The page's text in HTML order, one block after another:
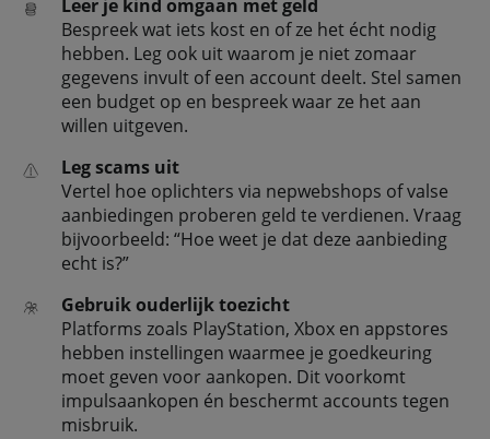
Leer je kind omgaan met geld
Bespreek wat iets kost en of ze het écht nodig
hebben. Leg ook uit waarom je niet zomaar
gegevens invult of een account deelt. Stel samen
een budget op en bespreek waar ze het aan
willen uitgeven.
Leg scams uit
Vertel hoe oplichters via nepwebshops of valse
aanbiedingen proberen geld te verdienen. Vraag
bijvoorbeeld: “Hoe weet je dat deze aanbieding
echt is?”
Gebruik ouderlijk toezicht
Platforms zoals PlayStation, Xbox en appstores
hebben instellingen waarmee je goedkeuring
moet geven voor aankopen. Dit voorkomt
impulsaankopen én beschermt accounts tegen
misbruik.